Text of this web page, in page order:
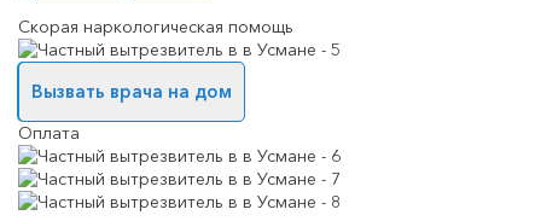
Скорая наркологическая помощь
Вызвать врача на дом
Оплата